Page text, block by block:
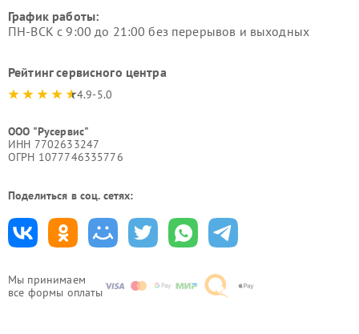
Мы принимаем
все формы оплаты
График работы:
ПН-ВСК с 9:00 до 21:00 без перерывов и выходных
Рейтинг сервисного центра
4.9-5.0
ООО "Русервис"
ИНН 7702633247
ОГРН 1077746335776
Поделиться в соц. сетях: